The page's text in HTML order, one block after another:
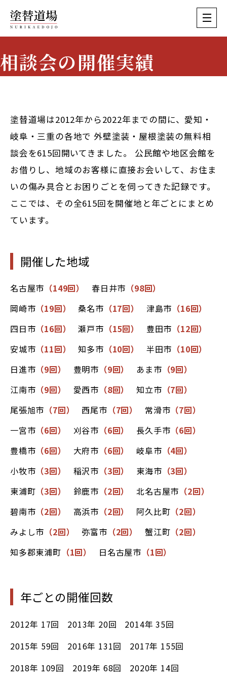
相談会の開催実績
塗替道場は2012年から2022年までの間に、愛知・
岐阜・三重の各地で外壁塗装・屋根塗装の無料相
談会を615回開いてきました。 公民館や地区会館を
お借りし、地域のお客様に直接お会いして、お住ま
いの傷み具合とお困りごとを伺ってきた記録です。
ここでは、その全615回を開催地と年ごとにまとめ
ています。
開催した地域
名古屋市 （149回） 春日井市 （98回）
岡崎市 （19回） 桑名市 （17回） 津島市 （16回）
四日市 （16回） 瀬戸市 （15回） 豊田市 （12回）
安城市 （11回） 知多市 （10回） 半田市 （10回）
日進市 （9回） 豊明市 （9回） あま市 （9回）
江南市 （9回） 愛西市 （8回） 知立市 （7回）
尾張旭市 （7回） 西尾市 （7回） 常滑市 （7回）
一宮市 （6回） 刈谷市 （6回） 長久手市 （6回）
豊橋市 （6回） 大府市 （6回） 岐阜市 （4回）
小牧市 （3回） 稲沢市 （3回） 東海市 （3回）
東浦町 （3回） 鈴鹿市 （2回） 北名古屋市 （2回）
碧南市 （2回） 高浜市 （2回） 阿久比町 （2回）
みよし市 （2回） 弥富市 （2回） 蟹江町 （2回）
知多郡東浦町 （1回） 日名古屋市 （1回）
年ごとの開催回数
2012年 17回 2013年 20回 2014年35回
2015年 59回 2016年 131回 2017年 155回
2018年 109回 2019年 68回 2020年 14回